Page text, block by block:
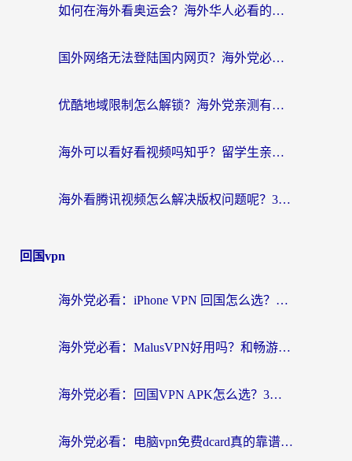
如何在海外看奥运会？海外华人必看的体育赛事直播终极指南
国外网络无法登陆国内网页？海外党必看：选对回国加速器实现无缝访问
优酷地域限制怎么解锁？海外党亲测有效的追剧自由指南
海外可以看好看视频吗知乎？留学生亲测有效的回国追剧解决方案
海外看腾讯视频怎么解决版权问题呢？3步让你轻松解锁国内影视自由
回国vpn
海外党必看：iPhone VPN 回国怎么选？一篇搞定无缝访问国内资源
海外党必看：MalusVPN好用吗？和畅游VPN对比哪个回国效果更好？附穿梭飞鱼神龟真实体验
海外党必看：回国VPN APK怎么选？3步教你无缝刷国内剧玩国服
海外党必看：电脑vpn免费dcard真的靠谱吗？教你选对回国加速器无缝访问国内资源